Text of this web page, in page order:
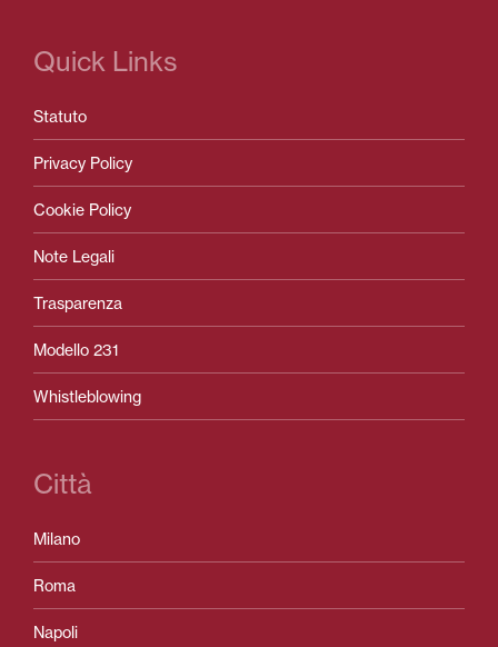
Quick Links
Statuto
Privacy Policy
Cookie Policy
Note Legali
Trasparenza
Modello 231
Whistleblowing
Città
Milano
Roma
Napoli